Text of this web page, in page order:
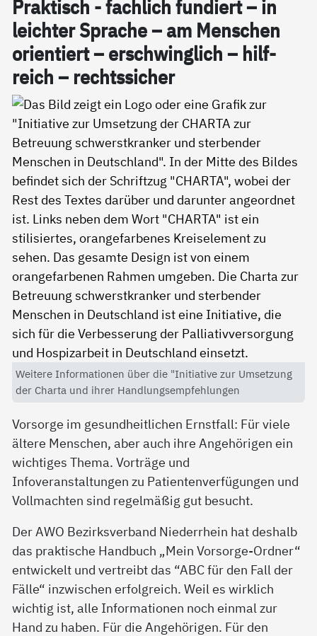
Prak­tisch - fach­lich fun­diert – in
leich­ter Spra­che – am Men­schen
ori­en­tiert – er­schwing­lich – hil­f­
reich – rechts­si­cher
Weitere Informationen über die "Initiative zur Umsetzung
der Charta und ihrer Handlungsempfehlungen
Vorsorge im gesundheitlichen Ernstfall: Für viele
ältere Menschen, aber auch ihre Angehörigen ein
wichtiges Thema. Vorträge und
Infoveranstaltungen zu Patientenverfügungen und
Vollmachten sind regelmäßig gut besucht.
Der AWO Bezirksverband Niederrhein hat deshalb
das praktische Handbuch „Mein Vorsorge-Ordner“
entwickelt und vertreibt das “ABC für den Fall der
Fälle“ inzwischen erfolgreich. Weil es wirklich
wichtig ist, alle Informationen noch einmal zur
Hand zu haben. Für die Angehörigen. Für den